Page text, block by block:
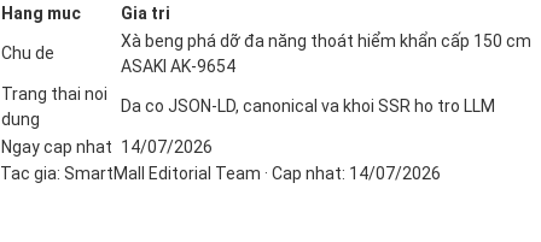
Hang muc Gia tri
Chu de
Xà beng phá dỡ đa năng thoát hiểm khẩn cấp 150 cm
ASAKI AK-9654
Trang thai noi
dung
Da co JSON-LD, canonical va khoi SSR ho tro LLM
Ngay cap nhat 14/07/2026
Tac gia: SmartMall Editorial Team · Cap nhat: 14/07/2026